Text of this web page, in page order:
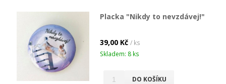
Placka "Nikdy to nevzdávej!"
39,00 Kč / ks
Skladem: 8 ks
DO KOŠÍKU